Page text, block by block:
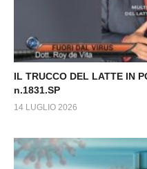
IL TRUCCO DEL LATTE IN
n.1831.SP
14 LUGLIO 2026